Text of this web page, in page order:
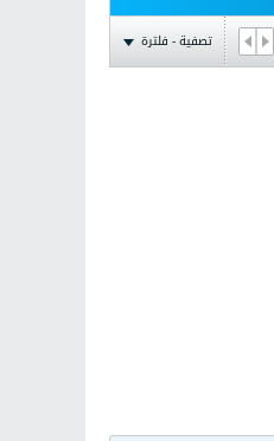
تصفية - فلترة